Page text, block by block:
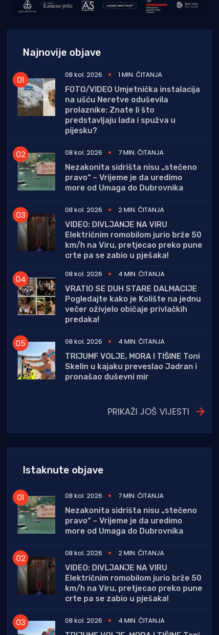
Najnovije objave
08 kol. 2026
1 MIN. ČITANJA
FOTO/VIDEO Umjetnička instalacija
na ušću Neretve oduševila
prolaznike: Znate li što
predstavljaju lađa i spužva u
pijesku?
08 kol. 2026
7 MIN. ČITANJA
Nezakonita sidrišta nisu „stečeno
pravo“ – Vrijeme je da uredimo
more od Umaga do Dubrovnika
08 kol. 2026
2 MIN. ČITANJA
VIDEO: DIVLJANJE NA VIRU
Električnim romobilom jurio brže 50
km/h na Viru, pretjecao preko pune
crte pa se zabio u pješaka!
08 kol. 2026
4 MIN. ČITANJA
VRATIO SE DUH STARE DALMACIJE
Pogledajte kako je Kolište na jednu
večer oživjelo običaje privlačkih
predaka!
08 kol. 2026
4 MIN. ČITANJA
TRIJUMF VOLJE, MORA I TIŠINE Toni
Skelin u kajaku preveslao Jadran i
pronašao duševni mir
PRIKAŽI JOŠ VIJESTI
Istaknute objave
08 kol. 2026
7 MIN. ČITANJA
Nezakonita sidrišta nisu „stečeno
pravo“ – Vrijeme je da uredimo
more od Umaga do Dubrovnika
08 kol. 2026
2 MIN. ČITANJA
VIDEO: DIVLJANJE NA VIRU
Električnim romobilom jurio brže 50
km/h na Viru, pretjecao preko pune
crte pa se zabio u pješaka!
08 kol. 2026
4 MIN. ČITANJA